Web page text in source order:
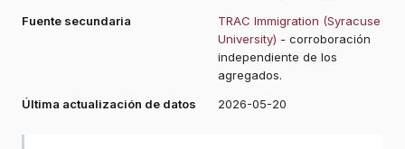
Fuente secundaria
TRAC Immigration (Syracuse
University) - corroboración
independiente de los
agregados.
Última actualización de datos
2026-05-20